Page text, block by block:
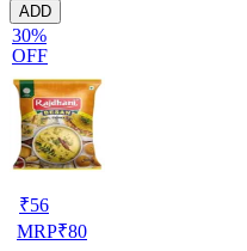
ADD
30%
OFF
₹56
MRP₹80